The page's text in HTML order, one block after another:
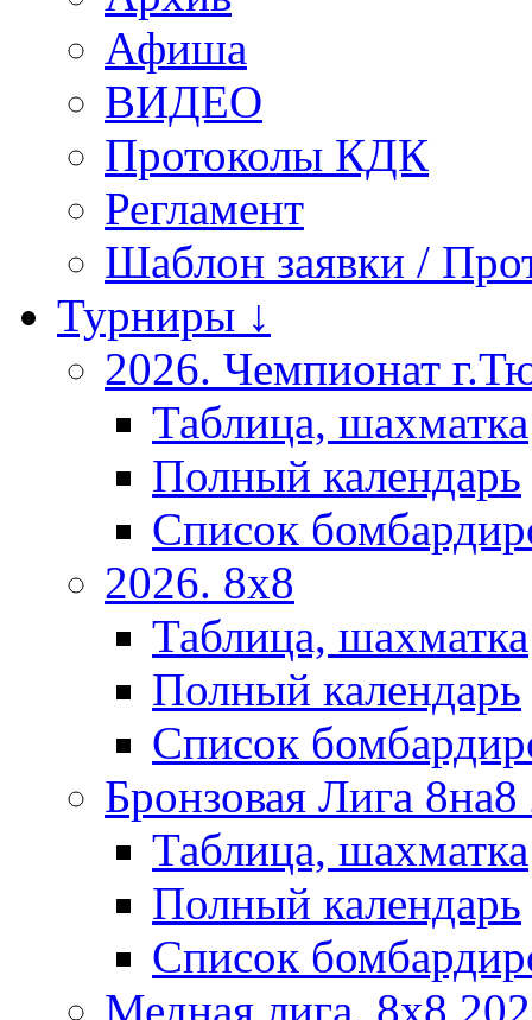
Афиша
ВИДЕО
Протоколы КДК
Регламент
Шаблон заявки /
Турниры ↓
2026. Чемпионат
Таблица, шахматка
Полный календарь
Список
2026. 8х8
Таблица, шахматка
Полный календарь
Список
Бронзовая Лига
Таблица, шахматка
Полный календарь
Список